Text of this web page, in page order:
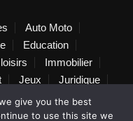
Auto Moto
Education
Immobilier
Jeux
Juridique
Maison
Marketing
Publicité Santé
give you the best
to use this site we